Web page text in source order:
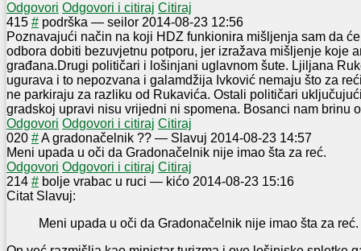
Odgovori Odgovori i citiraj Citiraj
415 # podrška — seilor 2014-08-23 12:56
Poznavajući način na koji HDZ funkionira mišljenja sam da
odbora dobiti bezuvjetnu potporu, jer izražava mišljenje koje
građana.Drugi političari i lošinjani uglavnom šute. Ljiljana
ugurava i to nepozvana i galamdžija Ivković nemaju što za
ne parkiraju za razliku od Rukavića. Ostali političari
gradskoj upravi nisu vrijedni ni spomena. Bosanci nam brinu
Odgovori Odgovori i citiraj Citiraj
020 #A gradonačelnik ?? — Slavuj 2014-08-23 14:57
Meni upada u oči da Gradonačelnik nije imao šta za reć.
Odgovori Odgovori i citiraj Citiraj
214 # bolje vrabac u ruci — kićo 2014-08-23 15:16
Citat Slavuj:
Meni upada u oči da Gradonačelnik nije imao šta za reć.